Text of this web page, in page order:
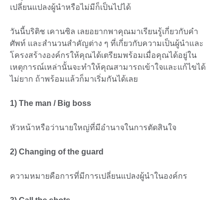
เปลี่ยนแปลงผู้นำหรือไม่มีก็เป็นไปได้
วันนี้บริติช เคานซิล เลยอยากพาคุณมาเรียนรู้เกี่ยวกับคำ
ศัพท์ และสำนวนสำคัญต่าง ๆ ที่เกี่ยวกับความเป็นผู้นำและ
โครงสร้างองค์กรให้คุณได้เตรียมพร้อมเมื่อคุณได้อยู่ใน
เหตุการณ์เหล่านั้นจะทำให้คุณสามารถเข้าใจและแก้ไขได้
ไม่ยาก ถ้าพร้อมแล้วก็มาเริ่มกันได้เลย
1) The man / Big boss
หัวหน้าหรือว่านายใหญ่ที่มีอำนาจในการตัดสินใจ
2) Changing of the guard
ความหมายคือการที่มีการเปลี่ยนแปลงผู้นำในองค์กร